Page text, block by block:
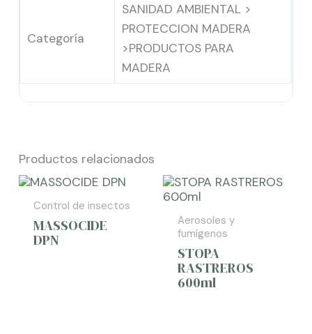
Categoría
SANIDAD AMBIENTAL >
PROTECCION MADERA
>PRODUCTOS PARA
MADERA
Productos relacionados
Control de insectos
MASSOCIDE
DPN
Aerosoles y
fumígenos
STOPA
RASTREROS
600ml